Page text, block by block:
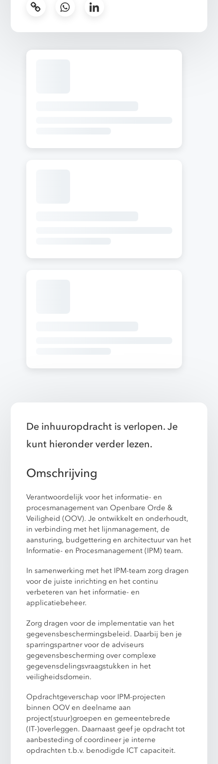
De inhuuropdracht is verlopen. Je
kunt hieronder verder lezen.
Omschrijving
Verantwoordelijk voor het informatie- en
procesmanagement van Openbare Orde &
Veiligheid (OOV). Je ontwikkelt en onderhoudt,
in verbinding met het lijnmanagement, de
aansturing, budgettering en architectuur van het
Informatie- en Procesmanagement (IPM) team.
In samenwerking met het IPM-team zorg dragen
voor de juiste inrichting en het continu
verbeteren van het informatie- en
applicatiebeheer.
Zorg dragen voor de implementatie van het
gegevensbeschermingsbeleid. Daarbij ben je
sparringspartner voor de adviseurs
gegevensbescherming over complexe
gegevensdelingsvraagstukken in het
veiligheidsdomein.
Opdrachtgeverschap voor IPM-projecten
binnen OOV en deelname aan
project(stuur)groepen en gemeentebrede
(IT-)overleggen. Daarnaast geef je opdracht tot
aanbesteding of coordineer je interne
opdrachten t.b.v. benodigde ICT capaciteit.